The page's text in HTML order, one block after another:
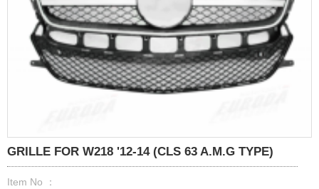
GRILLE FOR W218 '12-14 (CLS 63 A.M.G TYPE)
Item No ：